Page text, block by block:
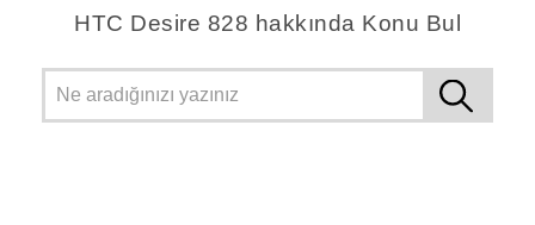
HTC Desire 828 hakkında Konu Bul